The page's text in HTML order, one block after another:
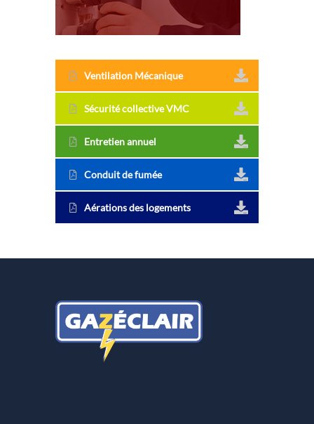
Ventilation Mécanique
Sécurité collective VMC
Entretien annuel
Conduit de fumée
Aérations des logements